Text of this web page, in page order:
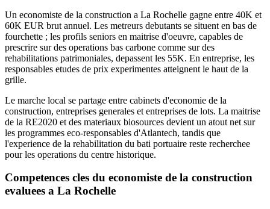
Un economiste de la construction a La Rochelle gagne entre 40K et
60K EUR brut annuel. Les metreurs debutants se situent en bas de
fourchette ; les profils seniors en maitrise d'oeuvre, capables de
prescrire sur des operations bas carbone comme sur des
rehabilitations patrimoniales, depassent les 55K. En entreprise, les
responsables etudes de prix experimentes atteignent le haut de la
grille.
Le marche local se partage entre cabinets d'economie de la
construction, entreprises generales et entreprises de lots. La maitrise
de la RE2020 et des materiaux biosources devient un atout net sur
les programmes eco-responsables d'Atlantech, tandis que
l'experience de la rehabilitation du bati portuaire reste recherchee
pour les operations du centre historique.
Competences cles du economiste de la construction
evaluees a La Rochelle